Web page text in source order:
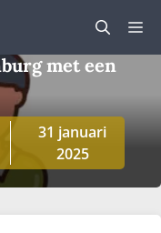
met een
31 januari
2025